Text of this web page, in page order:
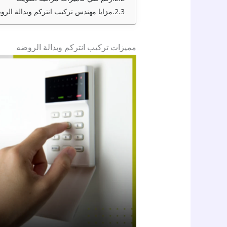
مزايا مهندس تركيب انتركم وبدالة
مميزات تركيب انتركم وبدالة الروضه